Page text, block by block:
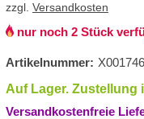
zzgl. Versandkosten
nur noch 2 Stück
Artikelnummer: X001746
Auf Lager. Zustellung
Versandkostenfreie